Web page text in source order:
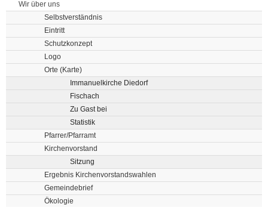
Wir über uns
Selbstverständnis
Eintritt
Schutzkonzept
Logo
Orte (Karte)
Immanuelkirche Diedorf
Fischach
Zu Gast bei
Statistik
Pfarrer/Pfarramt
Kirchenvorstand
Sitzung
Ergebnis Kirchenvorstandswahlen
Gemeindebrief
Ökologie